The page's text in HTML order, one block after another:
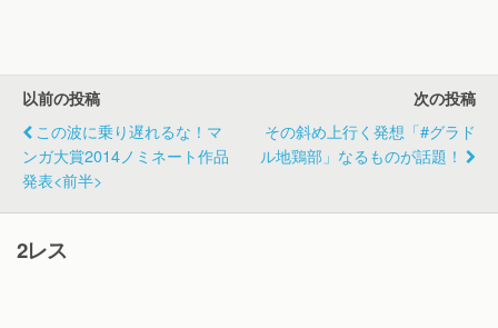
以前の投稿
この波に乗り遅れるな！マ
ンガ大賞2014ノミネート作品
発表<前半>
次の投稿
その斜め上行く発想「#グラド
ル地鶏部」なるものが話題！
2レス